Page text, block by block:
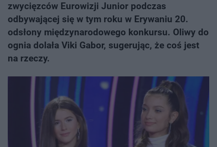
zwycięzców Eurowizji Junior podczas
odbywającej się w tym roku w Erywaniu 20.
odsłony międzynarodowego konkursu. Oliwy do
ognia dolała Viki Gabor, sugerując, że coś jest
na rzeczy.